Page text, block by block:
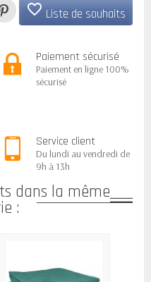
favorite_border Liste de souhaits
Paiement sécurisé
Paiement en ligne 100%
sécurisé
Service client
Du lundi au vendredi de
9h à 13h
dans la même
: